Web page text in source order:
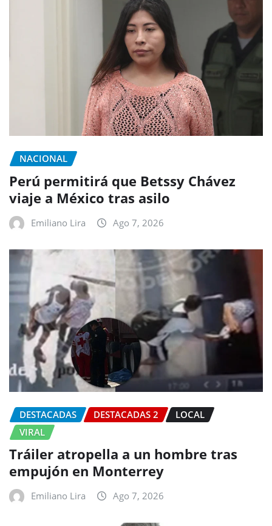
NACIONAL
Perú permitirá que Betssy Chávez
viaje a México tras asilo
Emiliano Lira Ago 7, 2026
DESTACADAS DESTACADAS 2
LOCAL
VIRAL
Tráiler atropella a un hombre tras
empujón en Monterrey
Emiliano Lira Ago 7, 2026